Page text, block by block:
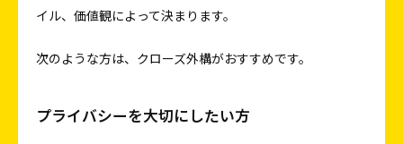
イル、価値観によって決まります。
次のような方は、クローズ外構がおすすめです。
プライバシーを大切にしたい方